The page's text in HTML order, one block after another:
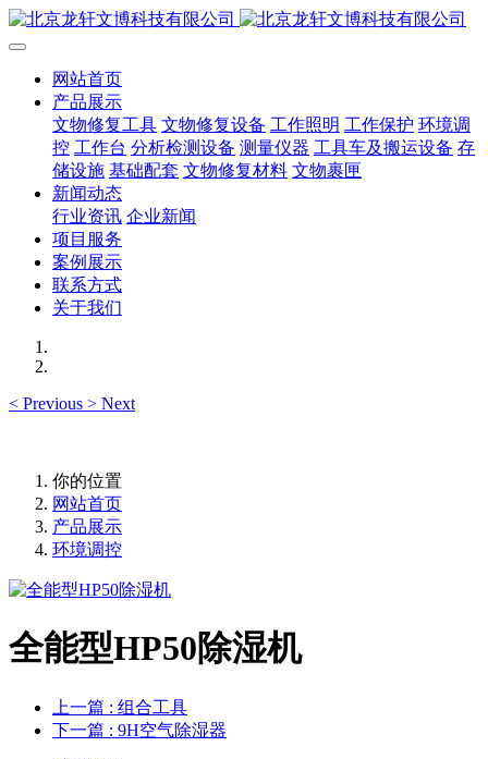
网站首页
产品展示
文物修复工具 文物修复设备 工作照明 工作保护 环境调
控 工作台 分析检测设备 测量仪器 工具车及搬运设备 存
储设施 基础配套 文物修复材料 文物裹匣
新闻动态
行业资讯 企业新闻
项目服务
案例展示
联系方式
关于我们
< Previous > Next
你的位置
网站首页
产品展示
环境调控
全能型HP50除湿机
上一篇 : 组合工具
下一篇 : 9H空气除湿器